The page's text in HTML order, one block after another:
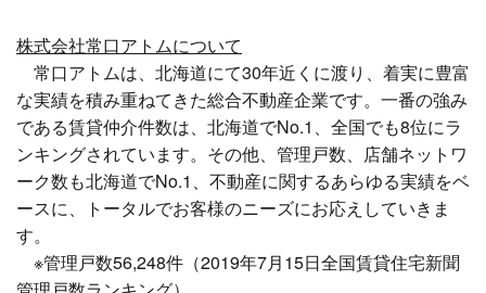
株式会社常口アトムについて
常口アトムは、北海道にて30年近くに渡り、着実に豊富
な実績を積み重ねてきた総合不動産企業です。一番の強み
である賃貸仲介件数は、北海道でNo.1、全国でも8位にラ
ンキングされています。その他、管理戸数、店舗ネットワ
ーク数も北海道でNo.1、不動産に関するあらゆる実績をベ
ースに、トータルでお客様のニーズにお応えしていきま
す。
※管理戸数56,248件（2019年7月15日全国賃貸住宅新聞